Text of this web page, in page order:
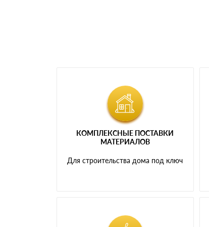
КОМПЛЕКСНЫЕ ПОСТАВКИ
МАТЕРИАЛОВ
Для строительства дома под ключ